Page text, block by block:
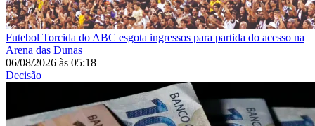
Futebol Torcida do ABC esgota ingressos para partida do acesso na
Arena das Dunas
06/08/2026 às 05:18
Decisão